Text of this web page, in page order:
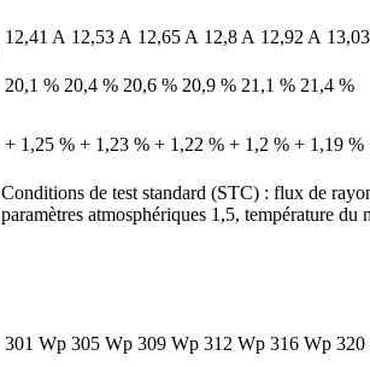
12,41 A 12,53 A 12,65 A 12,8 A 12,92 A
20,1 % 20,4 % 20,6 % 20,9 % 21,1 % 21,4 %
+ 1,25 % + 1,23 % + 1,22 % + 1,2 % + 1,19 %
Conditions de test standard (STC) : flux de
paramètres atmosphériques 1,5, température du
301 Wp 305 Wp 309 Wp 312 Wp 316 Wp 320